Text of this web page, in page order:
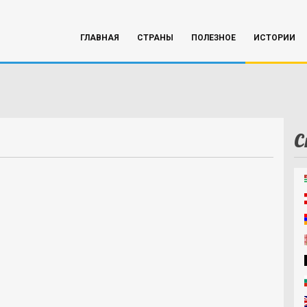
ГЛАВНАЯ СТРАНЫ ПОЛЕЗНОЕ ИСТОРИИ